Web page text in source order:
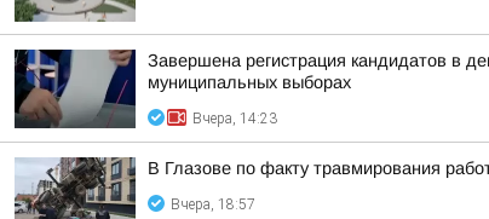
Завершена регистрация кандидатов в
муниципальных выборах
Вчера, 14:23
В Глазове по факту травмирования
Вчера, 18:57